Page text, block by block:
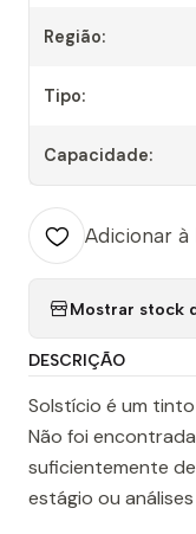
Região:
Tipo:
Capacidade:
Adicionar
Mostrar stock
DESCRIÇÃO
Solstício é um
Não foi
suficientemente
estágio ou